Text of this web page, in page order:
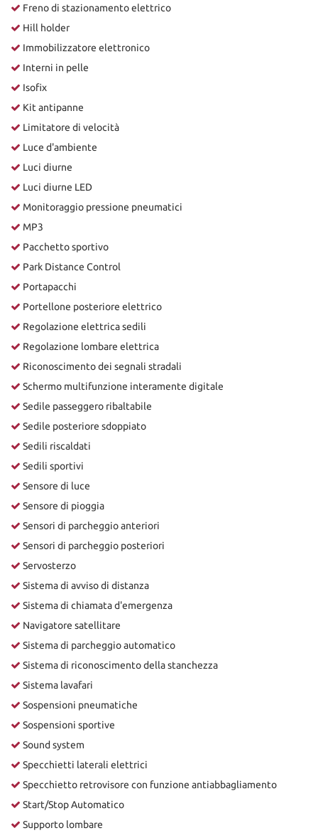
Freno di stazionamento elettrico
Hill holder
Immobilizzatore elettronico
Interni in pelle
Isofix
Kit antipanne
Limitatore di velocità
Luce d'ambiente
Luci diurne
Luci diurne LED
Monitoraggio pressione pneumatici
MP3
Pacchetto sportivo
Park Distance Control
Portapacchi
Portellone posteriore elettrico
Regolazione elettrica sedili
Regolazione lombare elettrica
Riconoscimento dei segnali stradali
Schermo multifunzione interamente digitale
Sedile passeggero ribaltabile
Sedile posteriore sdoppiato
Sedili riscaldati
Sedili sportivi
Sensore di luce
Sensore di pioggia
Sensori di parcheggio anteriori
Sensori di parcheggio posteriori
Servosterzo
Sistema di avviso di distanza
Sistema di chiamata d'emergenza
Navigatore satellitare
Sistema di parcheggio automatico
Sistema di riconoscimento della stanchezza
Sistema lavafari
Sospensioni pneumatiche
Sospensioni sportive
Sound system
Specchietti laterali elettrici
Specchietto retrovisore con funzione antiabbagliamento
Start/Stop Automatico
Supporto lombare